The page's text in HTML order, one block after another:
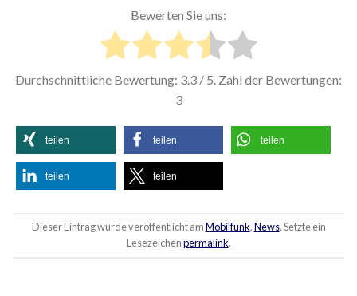
Bewerten Sie uns:
Durchschnittliche Bewertung: 3.3 / 5. Zahl der Bewertungen:
3
teilen teilen teilen
teilen teilen
Dieser Eintrag wurde veröffentlicht amMobilfunk,News. Setzte ein
Lesezeichenpermalink.